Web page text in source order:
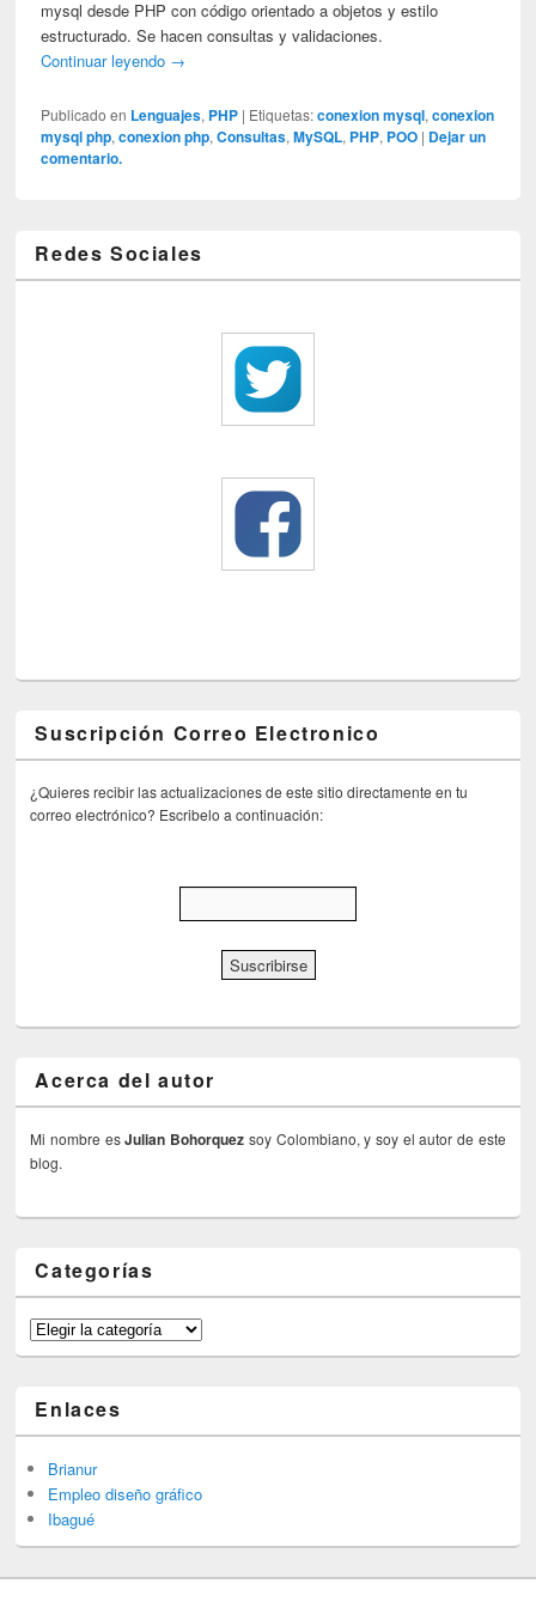
mysql desde PHP con código orientado a objetos y estilo
estructurado. Se hacen consultas y validaciones.
Continuar leyendo →
Publicado en Lenguajes, PHP | Etiquetas: conexion mysql,conexion
mysql php,conexion php,Consultas,MySQL, PHP, POO | Dejar un
comentario.
Redes Sociales
Suscripción Correo Electronico
¿Quieres recibir las actualizaciones de este sitio directamente en tu
correo electrónico? Escribelo a continuación:
Acerca del autor
Mi nombre esJulian Bohorquez soy Colombiano, y soy el autor de este
blog.
Categorías
Categorías
Enlaces
Brianur
Empleo diseño gráfico
Ibagué